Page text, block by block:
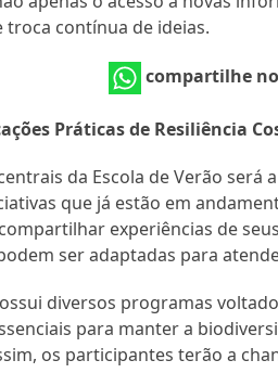
contínua de ideias.
compartilhe
Práticas de Resiliência
da Escola de Verão será
que já estão em
experiências de
ser adaptadas para
diversos programas
para manter a
os participantes terão a